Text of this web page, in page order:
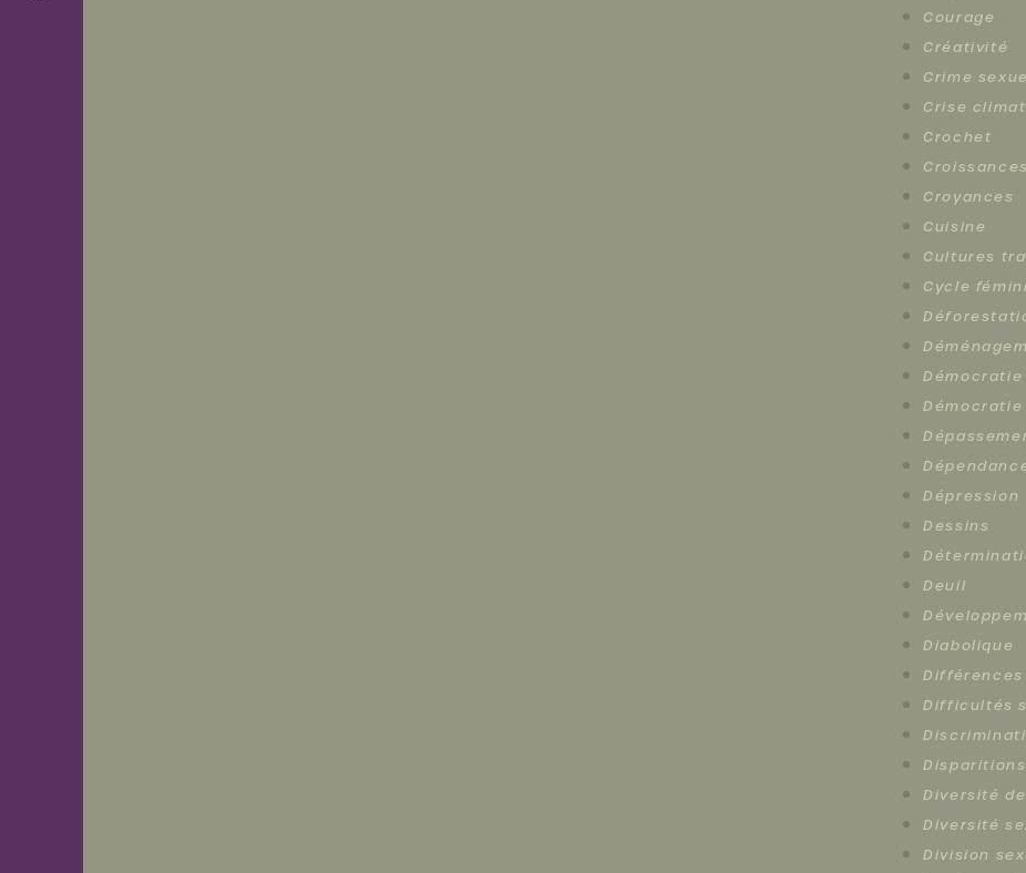
Courage
Créativité
Crime
Crise
Crochet
Croyances
Cuisine
Cultures
Cycle
Démocratie
Dépression
Dessins
Deuil
Diabolique
Différences
Difficultés
Disparitions
Diversité
Diversité
Division